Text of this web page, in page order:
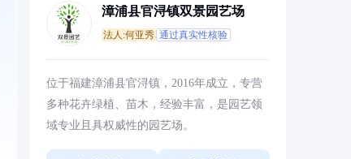
漳浦县官浔镇双景园艺场
法人:何亚秀 通过真实性核验
位于福建漳浦县官浔镇，2016年成立，专营
多种花卉绿植、苗木，经验丰富，是园艺领
域专业且具权威性的园艺场。